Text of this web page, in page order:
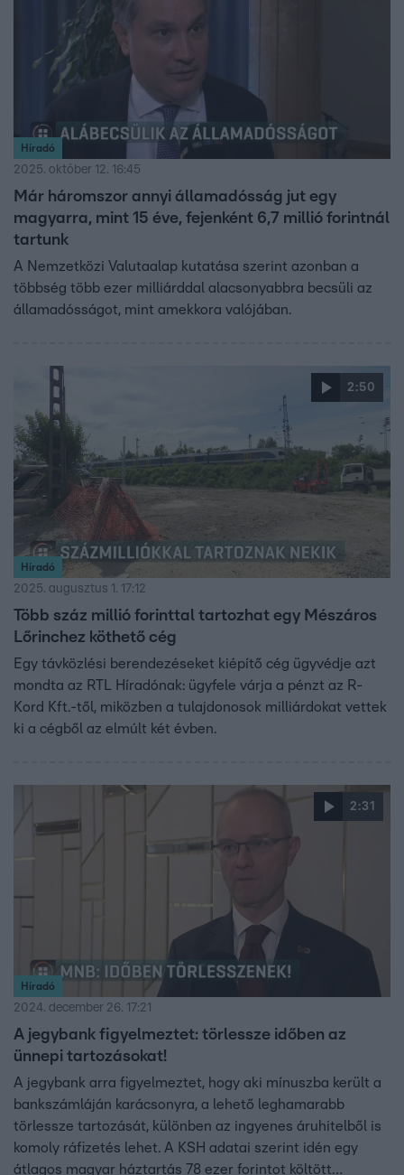
Híradó
2025. október 12. 16:45
Már háromszor annyi államadósság jut egy
magyarra, mint 15 éve, fejenként 6,7 millió forintnál
tartunk
A Nemzetközi Valutaalap kutatása szerint azonban a
többség több ezer milliárddal alacsonyabbra becsüli az
államadósságot, mint amekkora valójában.
2:50
Híradó
2025. augusztus 1. 17:12
Több száz millió forinttal tartozhat egy Mészáros
Lőrinchez köthető cég
Egy távközlési berendezéseket kiépítő cég ügyvédje azt
mondta az RTL Híradónak: ügyfele várja a pénzt az R-
Kord Kft.-től, miközben a tulajdonosok milliárdokat vettek
ki a cégből az elmúlt két évben.
2:31
Híradó
2024. december 26. 17:21
A jegybank figyelmeztet: törlessze időben az
ünnepi tartozásokat!
A jegybank arra figyelmeztet, hogy aki mínuszba került a
bankszámláján karácsonyra, a lehető leghamarabb
törlessze tartozását, különben az ingyenes áruhitelből is
komoly ráfizetés lehet. A KSH adatai szerint idén egy
átlagos magyar háztartás 78 ezer forintot költött